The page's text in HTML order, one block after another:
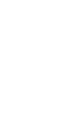
Conheça o
Siga o Nosso
Conheça e
No primeiro
Belo Horizonte
O Verdão tem
bicampeonato
a taça foi
Palmeiras